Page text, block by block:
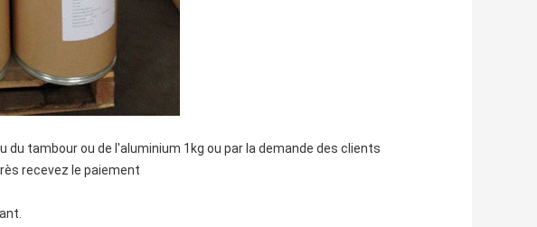
du tambour ou de l'aluminium 1kg ou par la demande des clients
recevez le paiement